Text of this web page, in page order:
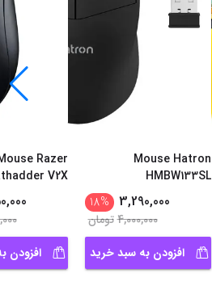
Mouse Hatron
HMBW133SL
3,290,000
%
18
4,000,000تومان
افزودن به سبد خرید
Razer
V2X
افزودن